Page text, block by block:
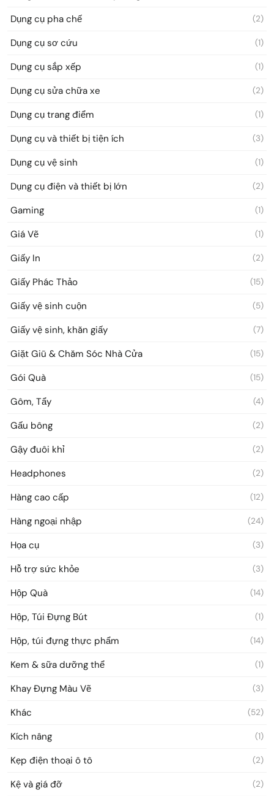
Dụng cụ pha chế
(2)
Dụng cụ sơ cứu (1)
Dụng cụ sắp xếp (1)
Dụng cụ sửa chữa xe (2)
Dụng cụ trang điểm (1)
Dụng cụ và thiết bị tiện ích (3)
Dụng cụ vệ sinh (1)
Dụng cụ điện và thiết bị lớn (2)
Gaming (1)
Giá Vẽ (1)
Giấy In (2)
Giấy Phác Thảo (15)
Giấy vệ sinh cuộn (5)
Giấy vệ sinh, khăn giấy (7)
Giặt Giũ & Chăm Sóc Nhà Cửa (15)
Gói Quà (15)
Gôm, Tẩy (4)
Gấu bông (2)
Gậy đuôi khỉ (2)
Headphones (2)
Hàng cao cấp (12)
Hàng ngoại nhập (24)
Họa cụ (3)
Hỗ trợ sức khỏe (3)
Hộp Quà (14)
Hộp, Túi Đựng Bút (1)
Hộp, túi đựng thực phẩm (14)
Kem & sữa dưỡng thể (1)
Khay Đựng Màu Vẽ (3)
Khác (52)
Kích nâng (1)
Kẹp điện thoại ô tô (2)
Kệ và giá đỡ (2)